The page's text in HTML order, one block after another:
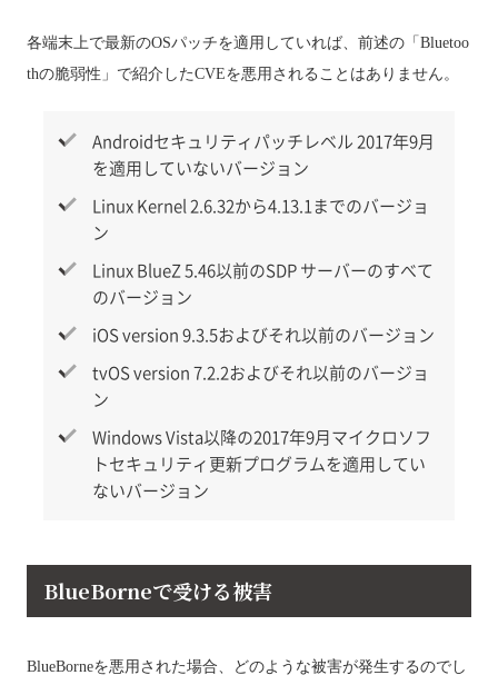
各端末上で最新のOSパッチを適用していれば、前述の「Bluetoo
thの脆弱性」で紹介したCVEを悪用されることはありません。
Androidセキュリティパッチレベル 2017年9月
を適用していないバージョン
Linux Kernel 2.6.32から4.13.1までのバージョ
ン
Linux BlueZ 5.46以前のSDP サーバーのすべて
のバージョン
iOS version 9.3.5およびそれ以前のバージョン
tvOS version 7.2.2およびそれ以前のバージョ
ン
Windows Vista以降の2017年9月マイクロソフ
トセキュリティ更新プログラムを適用してい
ないバージョン
BlueBorneで受ける被害
BlueBorneを悪用された場合、どのような被害が発生するのでし